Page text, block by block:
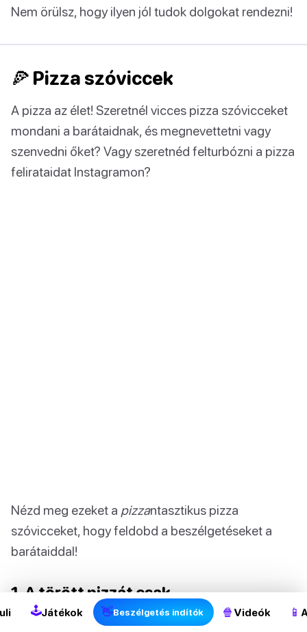
2
Nem örülsz, hogy ilyen jól tudok dolgokat rendezni!
🍕 Pizza szóviccek
A pizza az élet! Szeretnél vicces pizza szóvicceket
mondani a barátaidnak, és megnevettetni vagy
szenvedni őket? Vagy szeretnéd felturbózni a pizza
felirataidat Instagramon?
Nézd meg ezeket a pizzantasztikus pizza
szóvicceket, hogy feldobd a beszélgetéseket a
barátaiddal!
1. A törött pizzát csak
paradicsompürével lehet megjavítani.
🕹Játékok 👋Beszélgetés indítók 🍿 Videók 📱